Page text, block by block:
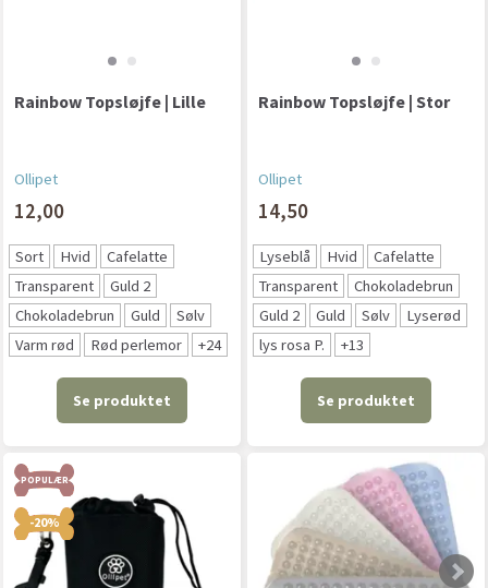
Rainbow Topsløjfe | Lille
Ollipet
12,00
Sort Hvid
Cafelatte
Transparent
Guld 2
Chokoladebrun
Guld
Sølv
Varm rød
Rød perlemor +24
Se produktet
Rainbow Topsløjfe | Stor
Ollipet
14,50
Lyseblå Hvid
Cafelatte
Transparent
Chokoladebrun
Guld 2
Guld Sølv
Lyserød
lys rosa P.
+13
Se produktet
POPULÆR
-20%